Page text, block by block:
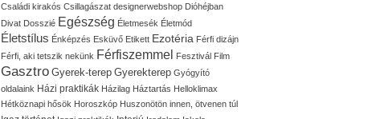
Családi kirakós Csillagászat designerwebshop Dióhéjban
Divat Dosszié Egészség Életmesék Életmód
Életstílus Énképzés Esküvő Etikett Ezotéria Férfi dizájn
Férfi, aki tetszik nekünk Férfiszemmel Fesztivál Film
Gasztro Gyerek-terep Gyerekterep Gyógyító
oldalaink Házi praktikák Házilag Háztartás Helloklimax
Hétköznapi hősök Horoszkóp Huszonötön innen, ötvenen túl